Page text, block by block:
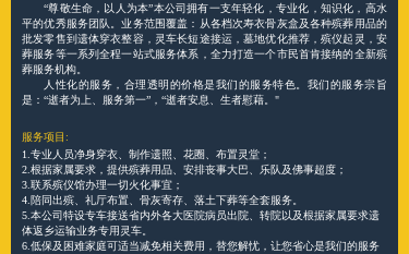
“尊敬生命，以人为本”本公司拥有一支年轻化，专业化，知识化，高水
平的优秀服务团队。业务范围覆盖：从各档次寿衣骨灰盒及各种殡葬用品的
批发零售到遗体穿衣整容，灵车长短途接运，墓地优化推荐，殡仪起灵，安
葬服务等一系列全程一站式服务体系，全力打造一个市民首肯接纳的全新殡
葬服务机构。
人性化的服务，合理透明的价格是我们的服务特色。我们的服务宗旨
是：“逝者为上、服务第一”，“逝者安息、生者慰藉。"
服务项目:
1.专业人员净身穿衣、制作遗照、花圈、布置灵堂；
2.根据家属要求，提供殡葬用品、安排丧事大巴、乐队及佛事超度；
3.联系殡仪馆办理一切火化事宜；
4.陪同出殡、礼厅布置、骨灰寄存、落土下葬等全套服务。
5.本公司特设专车接送省内外各大医院病员出院、转院以及根据家属要求遗
体返乡运输业务专用灵车。
6.低保及困难家庭可适当减免相关费用，替您解忧，让您省心是我们的服务